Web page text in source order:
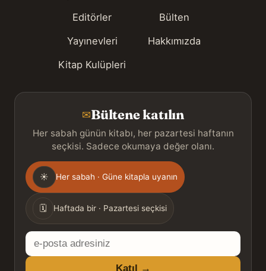
Editörler
Yayınevleri
Kitap Kulüpleri
Bülten
Hakkımızda
✉Bültene katılın
Her sabah günün kitabı, her pazartesi haftanın
seçkisi. Sadece okumaya değer olanı.
Gönderim
sıklığı
☀ Her sabah · Güne kitapla uyanın
🗓 Haftada bir · Pazartesi seçkisi
E-
posta
Katıl →